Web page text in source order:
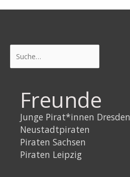
Freunde
Junge Pirat*innen Dresden
Neustadtpiraten
Piraten Sachsen
Piraten Leipzig